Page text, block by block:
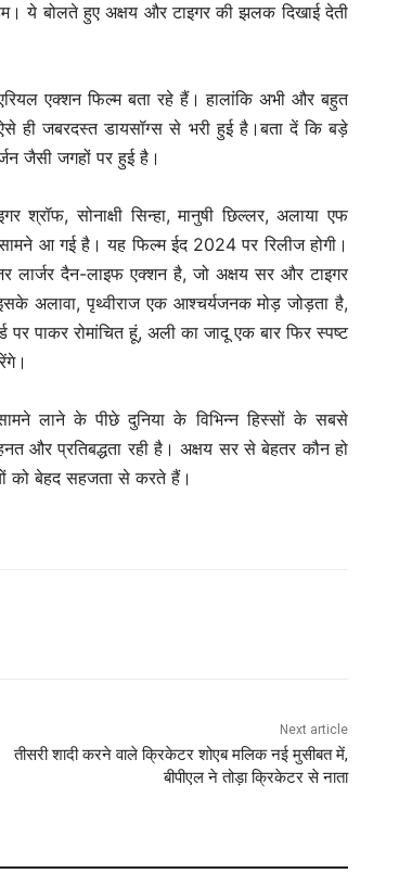
ये बोलते हुए अक्षय और टाइगर की झलक दिखाई देती
एक्शन फिल्म बता रहे हैं। हालांकि अभी और बहुत
ही जबरदस्त डायसॉग्स से भरी हुई है।बता दें कि बड़े
जैसी जगहों पर हुई है।
श्रॉफ, सोनाक्षी सिन्हा, मानुषी छिल्लर, अलाया एफ
आ गई है। यह फिल्म ईद 2024 पर रिलीज होगी।
लार्जर दैन-लाइफ एक्शन है, जो अक्षय सर और टाइगर
अलावा, पृथ्वीराज एक आश्चर्यजनक मोड़ जोड़ता है,
पाकर रोमांचित हूं, अली का जादू एक बार फिर स्पष्ट
लाने के पीछे दुनिया के विभिन्न हिस्सों के सबसे
और प्रतिबद्धता रही है। अक्षय सर से बेहतर कौन हो
को बेहद सहजता से करते हैं।
Next article
तीसरी शादी करने वाले क्रिकेटर शोएब मलिक नई मुसीबत में,
बीपीएल ने तोड़ा क्रिकेटर से नाता